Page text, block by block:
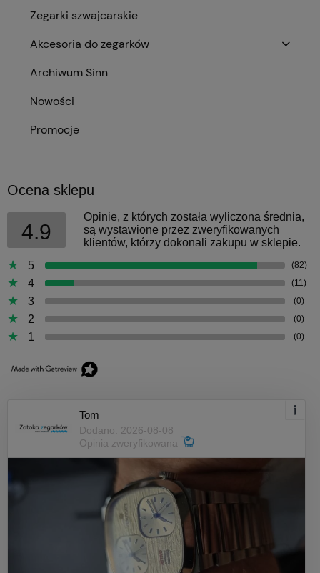
Zegarki szwajcarskie
Akcesoria do zegarków
Archiwum Sinn
Nowości
Promocje
Ocena sklepu
4.9
Opinie, z których została wyliczona średnia,
są wystawione przez zweryfikowanych
klientów, którzy dokonali zakupu w sklepie.
5
(82)
4 (11)
3 (0)
2 (0)
1 (0)
Tom
Dodano: 2026-08-08
Opinia zweryfikowana